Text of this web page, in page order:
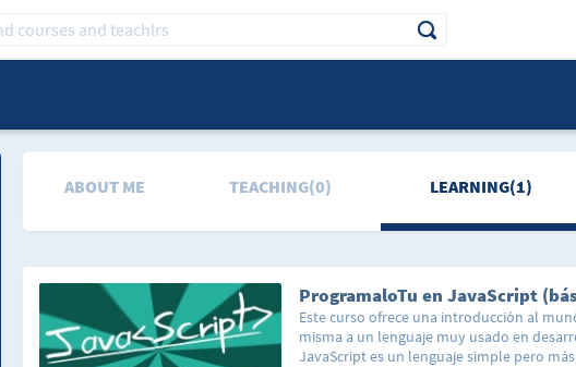
ABOUT ME TEACHING(0) LEARNING(1)
ProgramaloTu en JavaScript
Este curso ofrece una introducción al
misma a un lenguaje muy usado en
JavaScript es un lenguaje simple pero